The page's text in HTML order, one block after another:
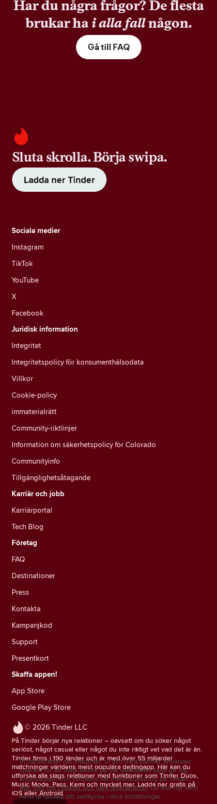
Har du några frågor? De flesta
brukar hai alla fallnågon.
Gå till FAQ
Sluta skrolla. Börja swipa.
Ladda ner Tinder
© 2026 Tinder LLC
På Tinder börjar nya relationer – oavsett om du söker något
seriöst, något casual eller något du inte riktigt vet vad det är än.
Tinder finns i 190 länder och är med över 55 miljarder
matchningar världens mest populära dejtingapp. Här kan du
utforska alla slags relationer med funktioner som Tinder Duos,
Music Mode, Pass, Kemi och mycket mer. Ladda ner gratis på
iOS eller Android.
Sociala medier
Instagram
TikTok
YouTube
X
Facebook
Juridisk information
Integritet
Integritetspolicy för konsumenthälsodata
Villkor
Cookie-policy
immaterialrätt
Community-riktlinjer
Information om säkerhetspolicy för Colorado
Communityinfo
Tillgänglighetsåtagande
Karriär och jobb
Karriärportal
Tech Blog
Företag
FAQ
Destinationer
Press
Kontakta
Kampanjkod
Support
Presentkort
Skaffa appen!
App Store
Google Play Store
Vi värdesätter din integritet. Vi och våra partner använder
spårare för att mäta besök på vår webbplats samt ge dig
erbjudanden och förbättra vår marknadsföring på Tinder.
Mer info om cookies och våra leverantörer. Du kan när som
helst ta tillbaka ditt samtycke i dina inställningar.